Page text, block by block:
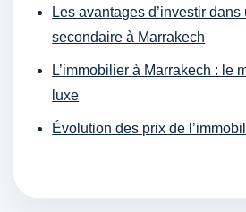
Les avantages d’investir
secondaire à Marrakech
L’immobilier à Marrakech : le
luxe
Évolution des prix de